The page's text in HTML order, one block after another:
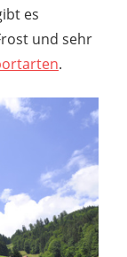
es
und sehr
.